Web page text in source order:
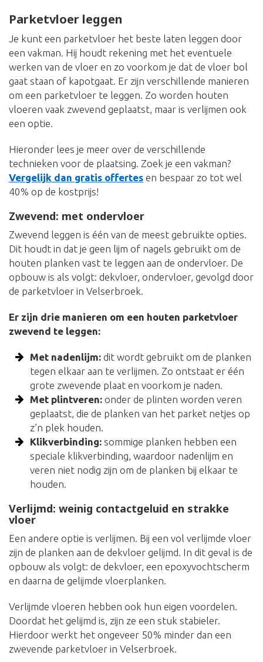
Parketvloer leggen
Je kunt een parketvloer het beste laten leggen door
een vakman. Hij houdt rekening met het eventuele
werken van de vloer en zo voorkom je dat de vloer bol
gaat staan of kapotgaat. Er zijn verschillende manieren
om een parketvloer te leggen. Zo worden houten
vloeren vaak zwevend geplaatst, maar is verlijmen ook
een optie.
Hieronder lees je meer over de verschillende
technieken voor de plaatsing. Zoek je een vakman?
Vergelijk dan gratis offertes en bespaar zo tot wel
40% op de kostprijs!
Zwevend: met ondervloer
Zwevend leggen is één van de meest gebruikte opties.
Dit houdt in dat je geen lijm of nagels gebruikt om de
houten planken vast te leggen aan de ondervloer. De
opbouw is als volgt: dekvloer, ondervloer, gevolgd door
de parketvloer in Velserbroek.
Er zijn drie manieren om een houten parketvloer
zwevend te leggen:
Met nadenlijm: dit wordt gebruikt om de planken
tegen elkaar aan te verlijmen. Zo ontstaat er één
grote zwevende plaat en voorkom je naden.
Met plintveren: onder de plinten worden veren
geplaatst, die de planken van het parket netjes op
z’n plek houden.
Klikverbinding: sommige planken hebben een
speciale klikverbinding, waardoor nadenlijm en
veren niet nodig zijn om de planken bij elkaar te
houden.
Verlijmd: weinig contactgeluid en strakke
vloer
Een andere optie is verlijmen. Bij een vol verlijmde vloer
zijn de planken aan de dekvloer gelijmd. In dit geval is de
opbouw als volgt: de dekvloer, een epoxyvochtscherm
en daarna de gelijmde vloerplanken.
Verlijmde vloeren hebben ook hun eigen voordelen.
Doordat het gelijmd is, zijn ze een stuk stabieler.
Hierdoor werkt het ongeveer 50% minder dan een
zwevende parketvloer in Velserbroek.